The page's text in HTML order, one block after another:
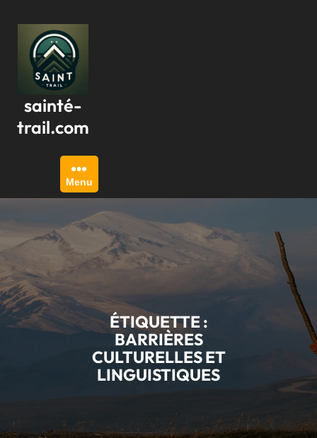
contenu
sainté-
trail.com
Menu
ÉTIQUETTE :
BARRIÈRES
CULTURELLES ET
LINGUISTIQUES